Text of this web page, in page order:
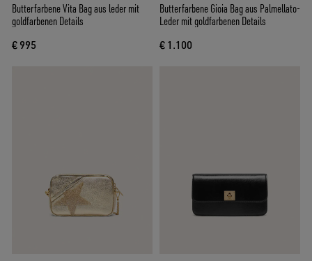
Butterfarbene Vita Bag aus leder mit
goldfarbenen Details
€ 995
Butterfarbene Gioia Bag aus Palmellato-
Leder mit goldfarbenen Details
€ 1.100